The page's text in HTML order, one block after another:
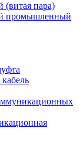
(витая пара)
промышленный